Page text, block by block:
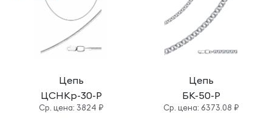
Цепь
ЦСНКр-30-Р
Cр. цена: 3824 ₽
Цепь
БК-50-Р
Cр. цена: 6373.08 ₽